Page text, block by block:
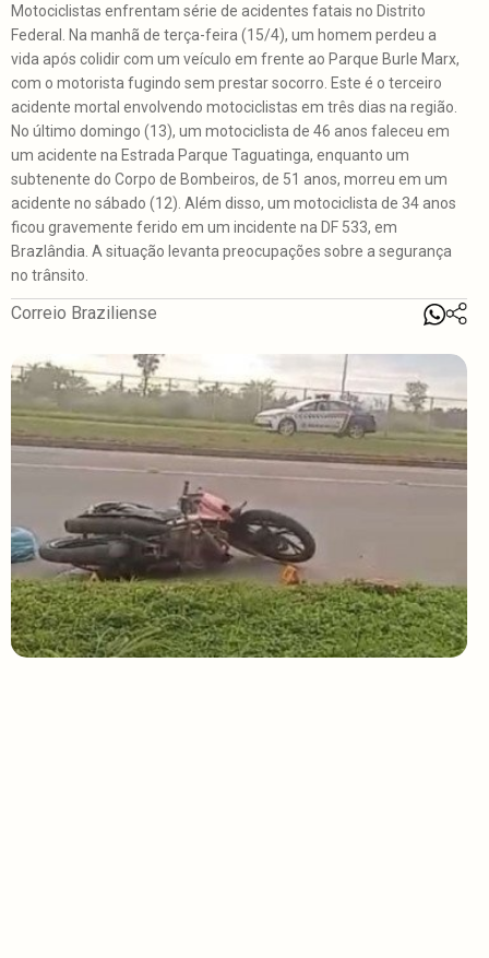
Motociclistas enfrentam série de acidentes fatais no Distrito
Federal. Na manhã de terça-feira (15/4), um homem perdeu a
vida após colidir com um veículo em frente ao Parque Burle Marx,
com o motorista fugindo sem prestar socorro. Este é o terceiro
acidente mortal envolvendo motociclistas em três dias na região.
No último domingo (13), um motociclista de 46 anos faleceu em
um acidente na Estrada Parque Taguatinga, enquanto um
subtenente do Corpo de Bombeiros, de 51 anos, morreu em um
acidente no sábado (12). Além disso, um motociclista de 34 anos
ficou gravemente ferido em um incidente na DF 533, em
Brazlândia. A situação levanta preocupações sobre a segurança
no trânsito.
Correio Braziliense